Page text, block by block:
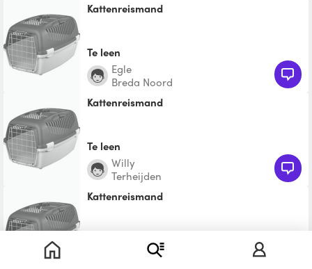
Kattenreismand
Te leen
Egle
Breda Noord
Kattenreismand
Te leen
Willy
Terheijden
Kattenreismand